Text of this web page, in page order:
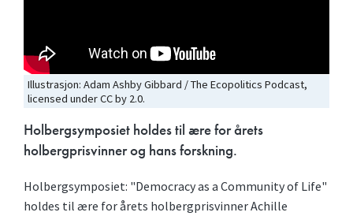
Illustrasjon: Adam Ashby Gibbard / The Ecopolitics Podcast,
licensed under CC by 2.0.
Holbergsymposiet holdes til ære for årets
holbergprisvinner og hans forskning.
Holbergsymposiet: "Democracy as a Community of Life"
holdes til ære for årets holbergprisvinner Achille